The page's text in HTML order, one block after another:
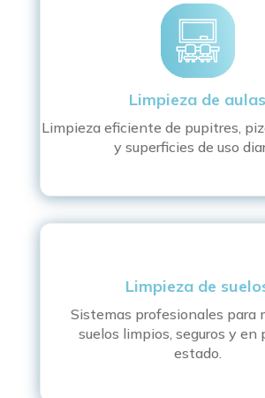
Limpieza de aulas
Limpieza eficiente de pupitres,
y superficies de uso
Limpieza de
Sistemas profesionales para
suelos limpios, seguros y en
estado.